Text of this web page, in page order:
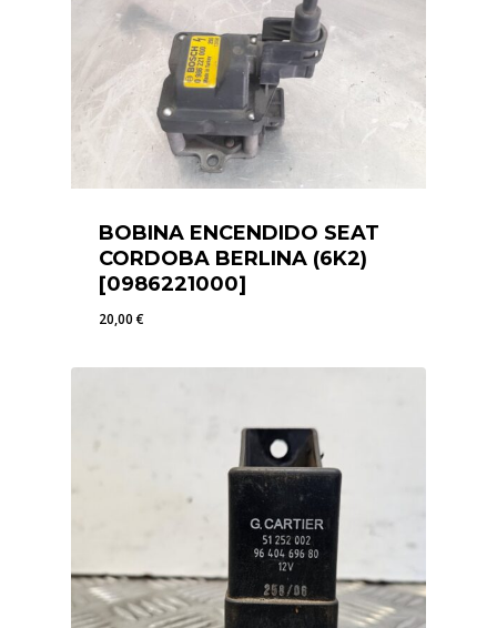
BOBINA ENCENDIDO SEAT
CORDOBA BERLINA (6K2)
[0986221000]
20,00€